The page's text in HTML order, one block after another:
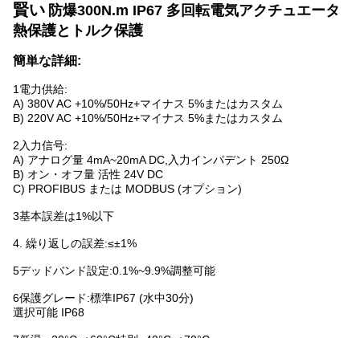
賢い 防爆300N.m IP67 多回転電気アクチュエータ
熱保護とトルク保護
簡単な詳細:
1電力供給:
A) 380V AC +10%/50Hz+マイナス 5%またはカスタム
B) 220V AC +10%/50Hz+マイナス 5%またはカスタム
2入力信号:
A) アナログ量 4mA~20mA DC,入力インパデント 250Ω
B) オン・オフ量 活性 24V DC
C) PROFIBUS または MODBUS (オプション)
3基本誤差は1%以下
4. 繰り返しの誤差:≤±1%
5デッドバンド設定:0.1%~9.9%調整可能
6保護グレード:標準IP67 (水中30分)
選択可能 IP68